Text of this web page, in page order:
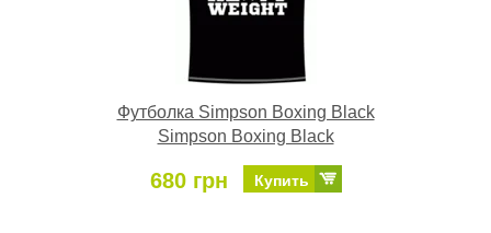
Футболка Simpson Boxing Black
Simpson Boxing Black
680 грн Купить